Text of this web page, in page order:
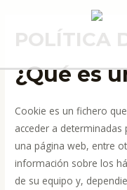
contenido
POLÍTICA
¿Qué es
Cookie es un fichero
acceder a
una página web, entre
información sobre los
de su equipo y,